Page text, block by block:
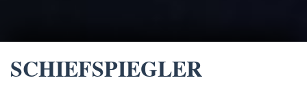
SCHIEFSPIEGLER